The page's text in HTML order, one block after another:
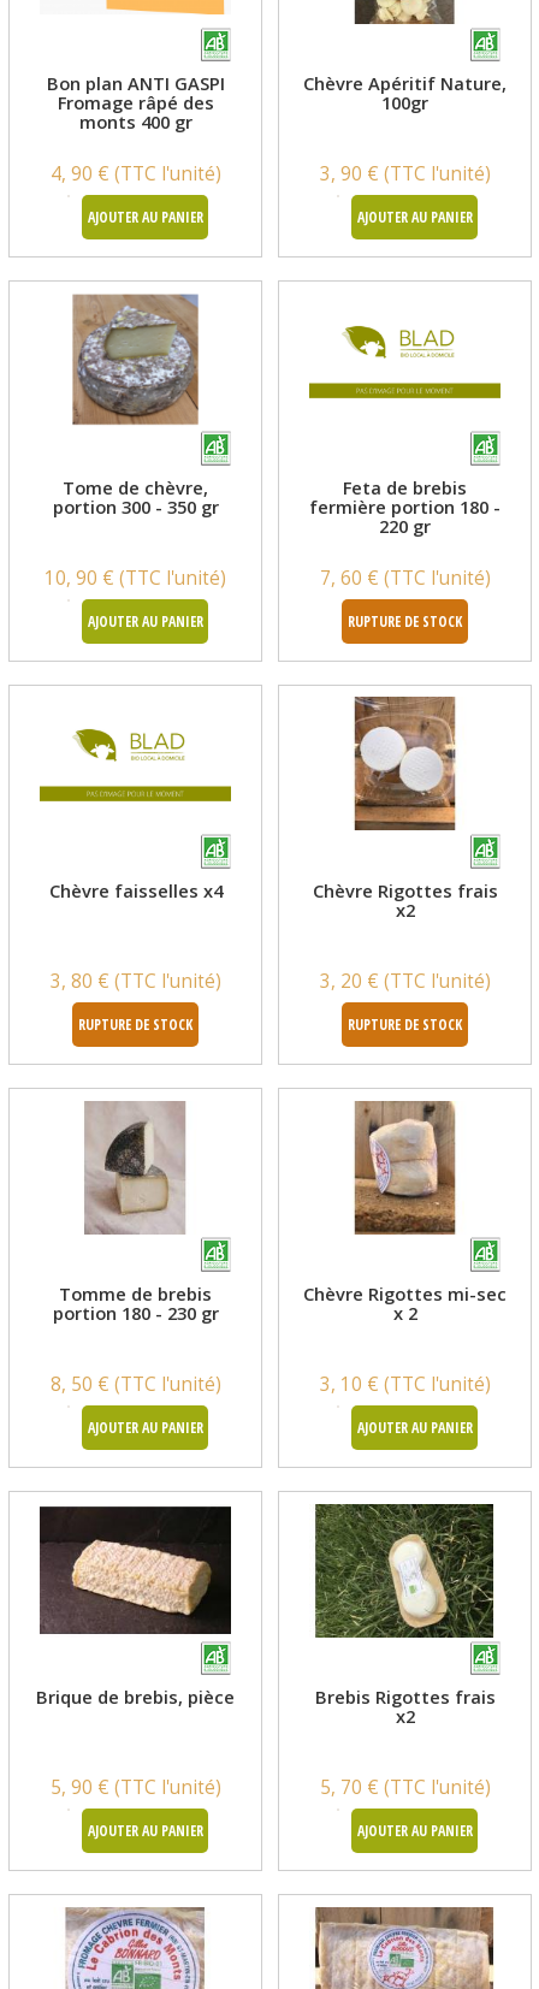
Bon plan ANTI GASPI
Fromage râpé des
monts 400 gr
4, 90 € (TTC l'unité)
AJOUTER AU PANIER
Chèvre Apéritif Nature,
100gr
3, 90 € (TTC l'unité)
AJOUTER AU PANIER
Tome de chèvre,
portion 300 - 350 gr
10, 90 € (TTC l'unité)
AJOUTER AU PANIER
Feta de brebis
fermière portion 180 -
220 gr
7, 60 € (TTC l'unité)
RUPTURE DE STOCK
Chèvre faisselles x4
3, 80 € (TTC l'unité)
RUPTURE DE STOCK
Chèvre Rigottes frais
x2
3, 20 € (TTC l'unité)
RUPTURE DE STOCK
Tomme de brebis
portion 180 - 230 gr
8, 50 € (TTC l'unité)
AJOUTER AU PANIER
Chèvre Rigottes mi-sec
x 2
3, 10 € (TTC l'unité)
AJOUTER AU PANIER
Brique de brebis, pièce
5, 90 € (TTC l'unité)
AJOUTER AU PANIER
Brebis Rigottes frais
x2
5, 70 € (TTC l'unité)
AJOUTER AU PANIER